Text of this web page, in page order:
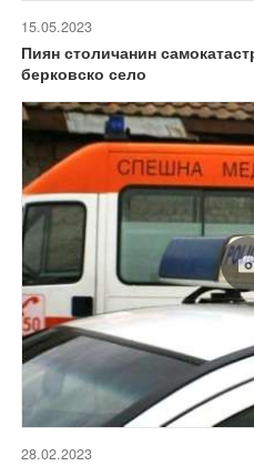
15.05.2023
Пиян столичанин
берковско село
28.02.2023